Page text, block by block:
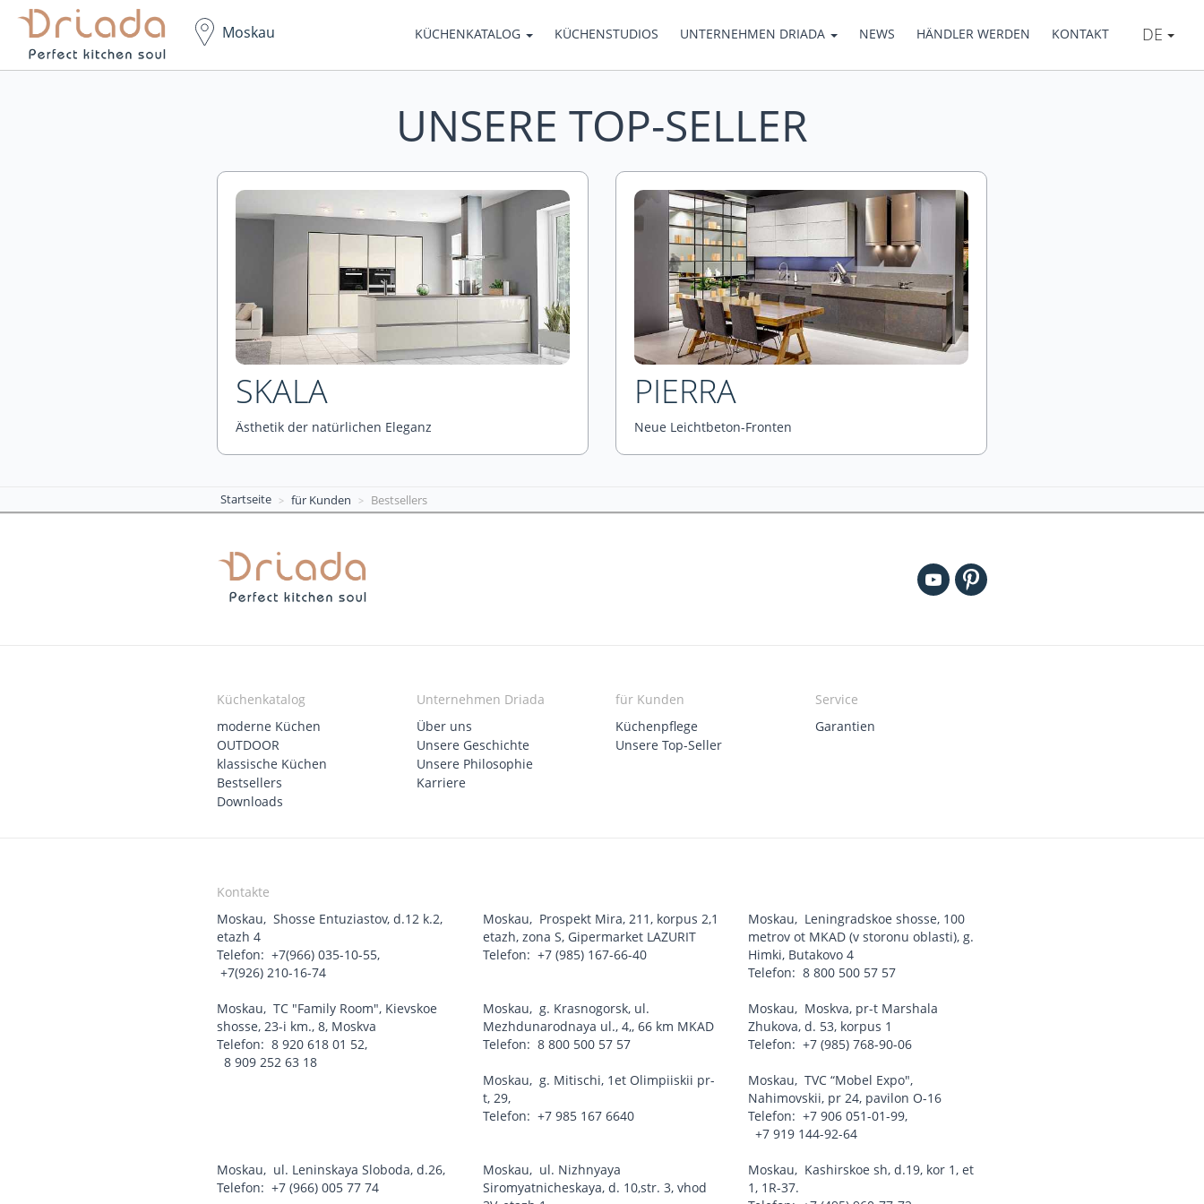
Moskau KÜCHENKATALOG KÜCHENSTUDIOS UNTERNEHMEN DRIADA NEWS HÄNDLER WERDEN KONTAKT DE
UNSERE TOP-SELLER
SKALA
Ästhetik der natürlichen Eleganz
PIERRA
Neue Leichtbeton-Fronten
Startseite für Kunden Bestsellers
Küchenkatalog
moderne Küchen
OUTDOOR
klassische Küchen
Bestsellers
Downloads
Unternehmen Driada
Über uns
Unsere Geschichte
Unsere Philosophie
Karriere
für Kunden
Küchenpflege
Unsere Top-Seller
Service
Garantien
Kontakte
Moskau, Shosse Entuziastov, d.12 k.2,
etazh 4
Telefon: +7(966) 035-10-55,
+7(926) 210-16-74
Moskau, Prospekt Mira, 211, korpus 2,1
etazh, zona S, Gipermarket LAZURIT
Telefon: +7 (985) 167-66-40
Moskau, Leningradskoe shosse, 100
metrov ot MKAD (v storonu oblasti), g.
Himki, Butakovo 4
Telefon:8 800 500 57 57
Moskau, TC "Family Room", Kievskoe
shosse, 23-i km., 8, Moskva
Telefon: 8 920 618 01 52,
8 909 252 63 18
Moskau, g. Krasnogorsk, ul.
Mezhdunarodnaya ul., 4,, 66 km MKAD
Telefon: 8 800 500 57 57
Moskau, Moskva, pr-t Marshala
Zhukova, d. 53, korpus 1
Telefon:+7 (985) 768-90-06
Moskau, g. Mitischi, 1et Olimpiiskii pr-
t, 29,
Telefon: +7 985 167 6640
Moskau,TVC “Mobel Expo",
Nahimovskii, pr 24, pavilon O-16
Telefon:+7 906 051-01-99,
+7 919 144-92-64
Moskau, ul. Leninskaya Sloboda, d.26,
Telefon: +7 (966) 005 77 74
Moskau, ul. Nizhnyaya
Siromyatnicheskaya, d. 10,str. 3, vhod
Moskau, Kashirskoe sh, d.19, kor 1, et
1, 1R-37.